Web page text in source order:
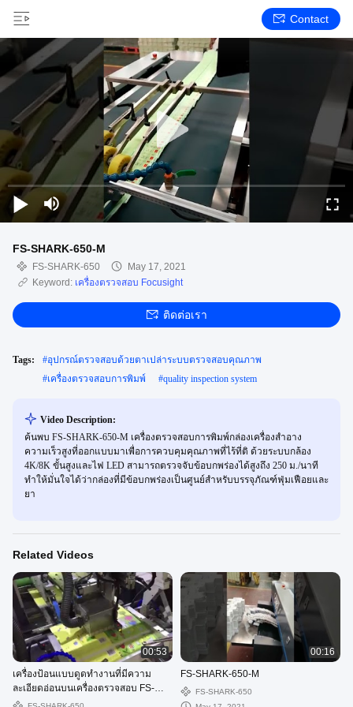
Contact
FS-SHARK-650-M
FS-SHARK-650
May 17, 2021
Keyword: เครื่องตรวจสอบ Focusight
ติดต่อเรา
Tags: #อุปกรณ์ตรวจสอบด้วยตาเปล่าระบบตรวจสอบคุณภาพ
#เครื่องตรวจสอบการพิมพ์ #quality inspection system
Video Description:
ค้นพบ FS-SHARK-650-M เครื่องตรวจสอบการพิมพ์กล่องเครื่องสำอาง
ความเร็วสูงที่ออกแบบมาเพื่อการควบคุมคุณภาพที่ไร้ที่ติ ด้วยระบบกล้อง
4K/8K ขั้นสูงและไฟ LED สามารถตรวจจับข้อบกพร่องได้สูงถึง 250 ม./นาที
ทำให้มั่นใจได้ว่ากล่องที่มีข้อบกพร่องเป็นศูนย์สำหรับบรรจุภัณฑ์ฟุ่มเฟือยและ
ยา
Related Videos
00:53
เครื่องป้อนแบบดูดทำงานที่มีความ
ละเอียดอ่อนบนเครื่องตรวจสอบ FS-
SHARK-650
00:16
FS-SHARK-650-M
FS-SHARK-650